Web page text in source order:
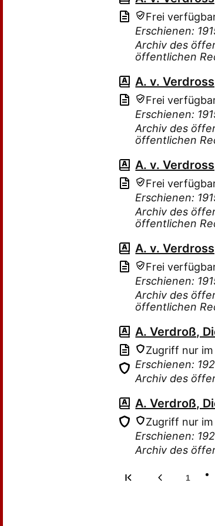
Frei
Erschienen:
Archiv des
öffentlichen
A. v.
Frei
Erschienen:
Archiv des
öffentlichen
A. v.
Frei
Erschienen:
Archiv des
öffentlichen
A. v.
Frei
Erschienen:
Archiv des
öffentlichen
A. Verdroß,
Zugriff nur
Erschienen:
Archiv des
A. Verdroß,
Zugriff nur
Erschienen:
Archiv des
1